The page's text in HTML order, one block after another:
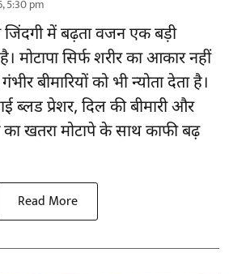
5:30 pm
में बढ़ता वजन एक बड़ी
मोटापा सिर्फ शरीर का आकार नहीं
बीमारियों को भी न्योता देता है।
ब्लड प्रेशर, दिल की बीमारी और
खतरा मोटापे के साथ काफी बढ़
Read More